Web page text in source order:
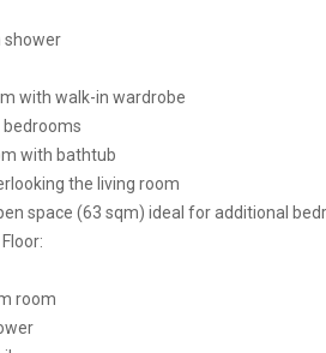
shower
with walk-in wardrobe
with bathtub
the living room
space (63 sqm) ideal for additional
room